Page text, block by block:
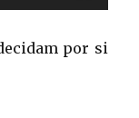
por si